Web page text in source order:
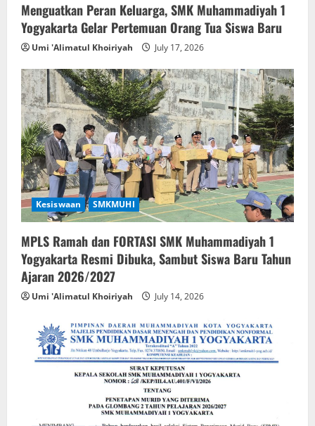
Menguatkan Peran Keluarga, SMK Muhammadiyah 1
Yogyakarta Gelar Pertemuan Orang Tua Siswa Baru
Umi 'Alimatul Khoiriyah July 17, 2026
Kesiswaan SMKMUHI
MPLS Ramah dan FORTASI SMK Muhammadiyah 1
Yogyakarta Resmi Dibuka, Sambut Siswa Baru Tahun
Ajaran 2026/2027
Umi 'Alimatul Khoiriyah July 14, 2026